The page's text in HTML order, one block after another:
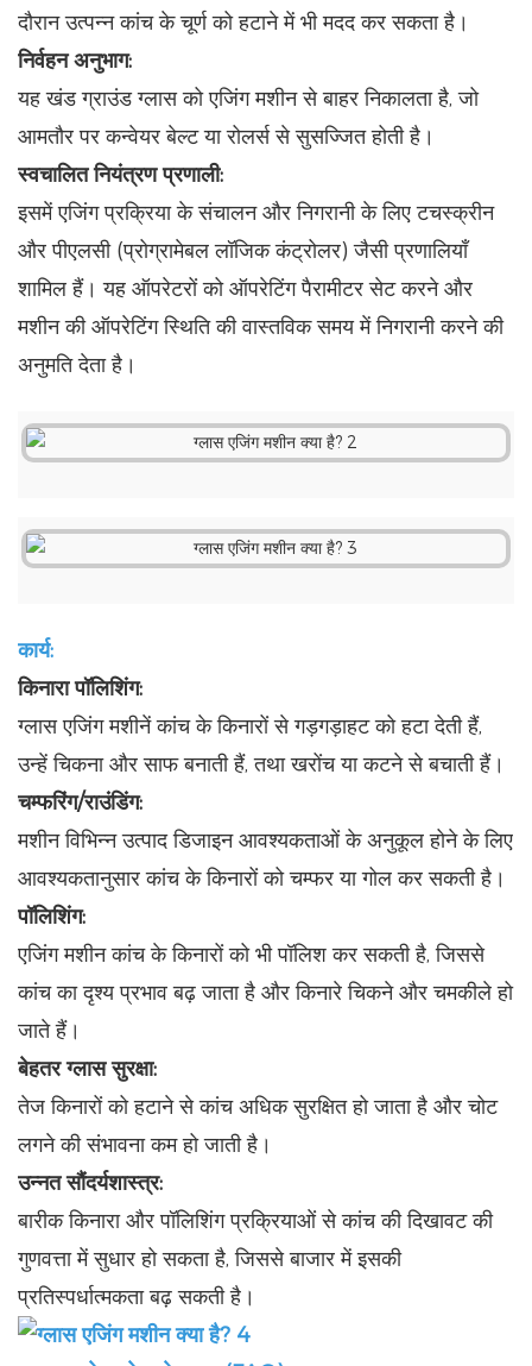
दौरान उत्पन्न कांच के चूर्ण को हटाने में भी मदद कर सकता है।
निर्वहन अनुभाग:
यह खंड ग्राउंड ग्लास को एजिंग मशीन से बाहर निकालता है, जो
आमतौर पर कन्वेयर बेल्ट या रोलर्स से सुसज्जित होती है।
स्वचालित नियंत्रण प्रणाली:
इसमें एजिंग प्रक्रिया के संचालन और निगरानी के लिए टचस्क्रीन
और पीएलसी (प्रोग्रामेबल लॉजिक कंट्रोलर) जैसी प्रणालियाँ
शामिल हैं। यह ऑपरेटरों को ऑपरेटिंग पैरामीटर सेट करने और
मशीन की ऑपरेटिंग स्थिति की वास्तविक समय में निगरानी करने की
अनुमति देता है।
कार्य:
किनारा पॉलिशिंग:
ग्लास एजिंग मशीनें कांच के किनारों से गड़गड़ाहट को हटा देती हैं,
उन्हें चिकना और साफ बनाती हैं, तथा खरोंच या कटने से बचाती हैं।
चम्फरिंग/राउंडिंग:
मशीन विभिन्न उत्पाद डिजाइन आवश्यकताओं के अनुकूल होने के लिए
आवश्यकतानुसार कांच के किनारों को चम्फर या गोल कर सकती है।
पॉलिशिंग:
एजिंग मशीन कांच के किनारों को भी पॉलिश कर सकती है, जिससे
कांच का दृश्य प्रभाव बढ़ जाता है और किनारे चिकने और चमकीले हो
जाते हैं।
बेहतर ग्लास सुरक्षा:
तेज किनारों को हटाने से कांच अधिक सुरक्षित हो जाता है और चोट
लगने की संभावना कम हो जाती है।
उन्नत सौंदर्यशास्त्र:
बारीक किनारा और पॉलिशिंग प्रक्रियाओं से कांच की दिखावट की
गुणवत्ता में सुधार हो सकता है, जिससे बाजार में इसकी
प्रतिस्पर्धात्मकता बढ़ सकती है।